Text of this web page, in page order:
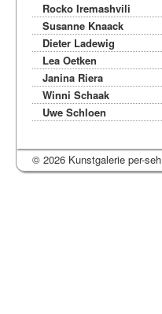
Rocko Iremashvili
Susanne Knaack
Dieter Ladewig
Lea Oetken
Janina Riera
Winni Schaak
Uwe Schloen
© 2026 Kunstgalerie per-seh